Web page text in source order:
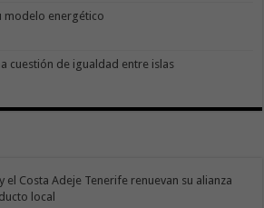
modelo energético
cuestión de igualdad entre islas
el Costa Adeje Tenerife renuevan su alianza
local